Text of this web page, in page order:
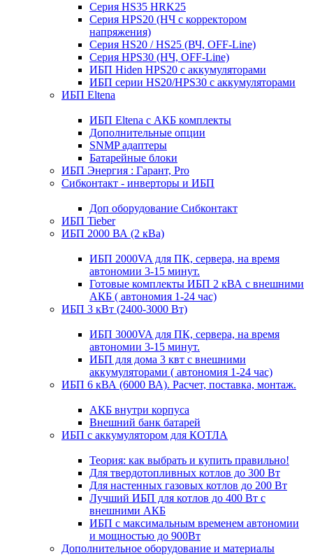
Серия HS35 HRK25
Серия HPS20 (НЧ с корректором
напряжения)
Серия HS20 / HS25 (ВЧ, OFF-Line)
Серия HPS30 (НЧ, OFF-Line)
ИБП Hiden HPS20 с аккумуляторами
ИБП серии HS20/HPS30 с аккумуляторами
ИБП Eltena
ИБП Eltena с АКБ комплекты
Дополнительные опции
SNMP адаптеры
Батарейные блоки
ИБП Энергия : Гарант, Pro
Сибконтакт - инверторы и ИБП
Доп оборудование Сибконтакт
ИБП Tieber
ИБП 2000 ВА (2 кВа)
ИБП 2000VA для ПК, сервера, на время
автономии 3-15 минут.
Готовые комплекты ИБП 2 кВА с внешними
АКБ ( автономия 1-24 час)
ИБП 3 кВт (2400-3000 Вт)
ИБП 3000VA для ПК, сервера, на время
автономии 3-15 минут.
ИБП для дома 3 квт с внешними
аккумуляторами ( автономия 1-24 час)
ИБП 6 кВА (6000 ВА). Расчет, поставка, монтаж.
АКБ внутри корпуса
Внешний банк батарей
ИБП с аккумулятором для КОТЛА
Теория: как выбрать и купить правильно!
Для твердотопливных котлов до 300 Вт
Для настенных газовых котлов до 200 Вт
Лучший ИБП для котлов до 400 Вт с
внешними АКБ
ИБП с максимальным временем автономии
и мощностью до 900Вт
Дополнительное оборудование и материалы